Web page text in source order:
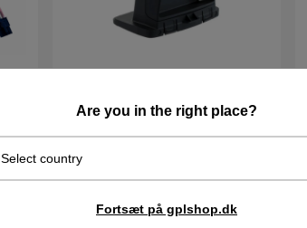
Are you in the right place?
Select country
Fortsæt på gplshop.dk
Ladestationstårn Aspire R4
I lager